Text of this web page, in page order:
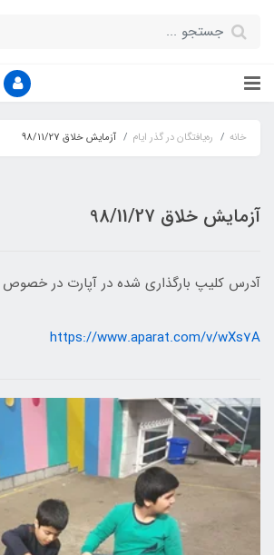
خانه ره‌یافتگان در گذر ایام آزمایش خلاق 98/11/27
آزمایش خلاق 98/11/27
آدرس کلیپ بارگذاری شده در آپارت در خصوص
https://www.aparat.com/v/wXs7A